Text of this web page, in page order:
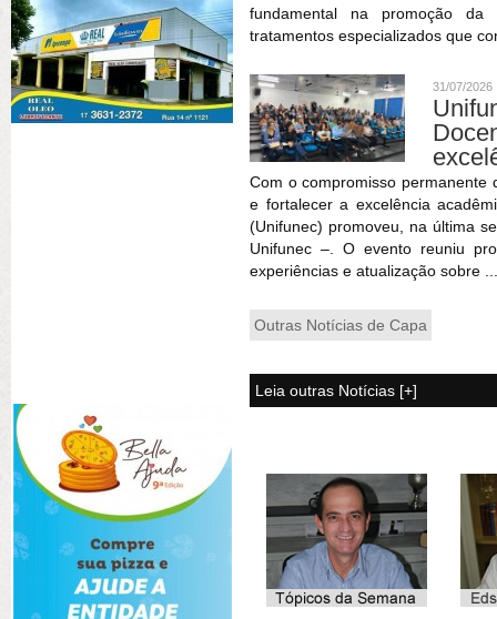
fundamental na promoção da
tratamentos especializados que
31/07/2026
Com o compromisso permanente
e fortalecer a excelência
(Unifunec) promoveu, na última
Unifunec –. O evento reuniu
experiências e atualização sobre
Outras Notícias de Capa
Leia outras Notícias [+]